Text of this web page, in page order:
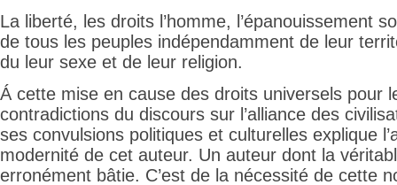
La liberté, les droits l’homme, l’épanouissement
de tous les peuples indépendamment de leur
du leur sexe et de leur religion.
Á cette mise en cause des droits universels pour
contradictions du discours sur l’alliance des
ses convulsions politiques et culturelles explique
modernité de cet auteur. Un auteur dont la
erronément bâtie. C’est de la nécessité de cette